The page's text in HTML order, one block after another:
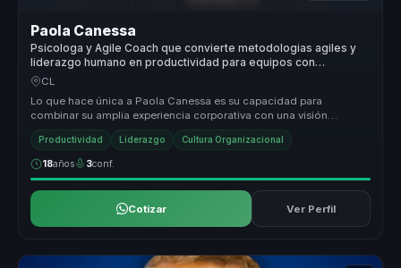
Paola Canessa
Psicologa y Agile Coach que convierte metodologias agiles y
liderazgo humano en productividad para equipos con
seguridad psicologica.
CL
Lo que hace única a Paola Canessa es su capacidad para
combinar su amplia experiencia corporativa con una visión
transformadora del lider...
Productividad Liderazgo Cultura Organizacional
18años 3conf.
Cotizar Ver Perfil